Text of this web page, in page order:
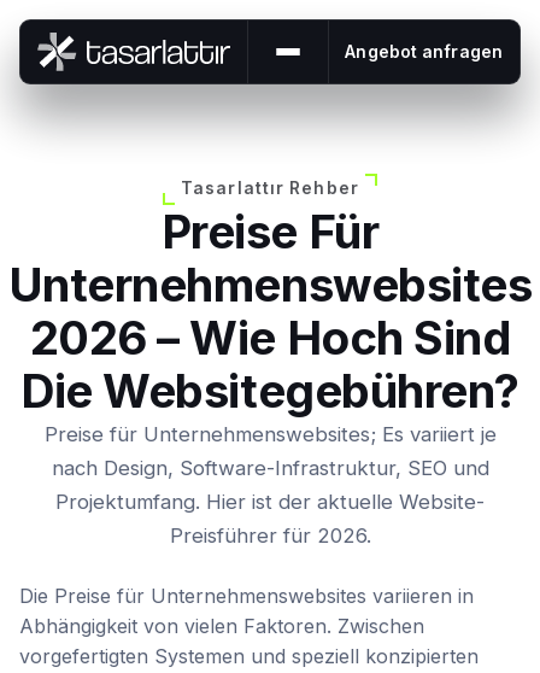
Menü öffnen oder
Angebot anfragen
Tasarlattır Rehber
Preise Für
Unternehmenswebsites
2026 – Wie Hoch Sind
Die Websitegebühren?
Preise für Unternehmenswebsites; Es variiert je
nach Design, Software-Infrastruktur, SEO und
Projektumfang. Hier ist der aktuelle Website-
Preisführer für 2026.
Preise für Unternehmenswebsites
Die Preise für Unternehmenswebsites variieren in
Abhängigkeit von vielen Faktoren. Zwischen
vorgefertigten Systemen und speziell konzipierten